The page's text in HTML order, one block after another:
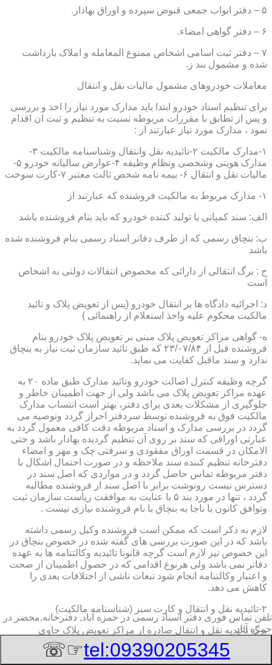
۵ – دفتر ابواب جمعی قبوض سپرده و اوراق بهادار.
۶ – دفتر گواهی امضاء.
۷ – دفتر ثبت اسامی اشخاص ممنوع المعامله و املاک بازداشت
شده و مشمول بند ز.
معاملات خودروهای مشمول مالیات نقل و انتقال
برای تنظیم اسناد خودرو ابتدا باید مدارک مورد نیاز را اخذ و بررسی
و پس از تطابق با مقررات مربوطه نسبت به تنظیم و ثبت ان اقدام
نمود ، مدارک مورد نیاز عبارتند از :
۱-مدارک مالکیت ۲-تائیدیه نقل وانتقال وشناسنامه مالکیت ۳-
مدارک هویتی وشخصی ونظام وظیفه ۴-عوارض سالیانه خودرو ۵-
مالیات نقل و انتقال ۶- بیمه نامه شخص ثالث معتبر ۷-کارت سوخت
۱- مدارک مربوط به مالکیت فروشنده که عبارتند از
الف: سند کمپانی یا تولید کننده خودرو که باید بنام فروشنده باشد
ب: بنچاق رسمی که از طرف دفاتر اسناد رسمی بنام فروشنده شده
باشد
ج : برگ انتقالی از دارائی که مخصوص انتقالات دولتی به اشخاص
است
د: اجرائیه دادگاه ها بر انتقال خودرو (پس از تعویض پلاک و تائید
مالکیت محکوم علیه واخذ استعلام از راهنمائی )
ه- گواهی مراکز تعویض پلاک مبنی بر تعویض پلاک خودرو بنام
فروشنده قبل از ۲۳/۰۷/۸۴ که طبق تائید سازمان ثبت نیاز به بنچاق
ندارد و سند ماقبل کفایت می نماید.
گرچه وظیفه کنترل اصالت خودرو وتائید مدارک طبق ماده ۲۰ به
عهده مراکز تعویض پلاک می باشد ولی از جهت اطمینان خاطر و
جلوگیری از مشکلات بعدی برای دفتر، بهتر است انتساب مدارک
مالکیت فوق به فروشنده توسط سردفتر احراز گردد وتوصیه می
گردد در بررسی مدارک و اسناد مربوطه دقت کافی معمول گردد به
عبارتی اوراقی که سند بر روی آن تنظیم گردیده بهادار باشد و حتی
الامکان در قسمت اوراق مفقودی و سرقتی چک و مهر و امضاء
دفترخانه تنظیم کننده سند ملاحظه و در صورت احتمال اشکال با
دفتر مربوطه تماس حاصل گردد و در مواردی که اصل سند در
دسترس نیست رونوشت برابر با اصل سند از فروشنده مطالبه
گردد ، تنها در مورد بند ۵ با عنایت به موافقت ریاست سازمان ثبت
وتوافق کانون با ناجا به بنچاق با نام فروشنده نیازی نیست .
لازم به ذکر است که ممکن است فروشنده وکیل رسمی داشته
باشد که در این صورت بررسی های گفته شده در خصوص بنچاق در
این خصوص نیز لازم است گرچه قانونا تائیدیه وکالتنامه ها به عهده
دفاتر نمی باشد ولی هرنوع اقدامی که در حصول اطمینان از صحت
و اعتبار وکالتنامه انجام شود تبعات ناشی از اختلافات بعدی را
کاهش می دهد.
۲-تائیدیه نقل و انتقال و کارت سبز (شناسنامه مالکیت)
برگ تائیدیه نقل و انتقال صادره از مراکز تعویض پلاک حاوی
مشخصات کامل خودرو اعم از نوع ، سیستم ، مدل ، رنگ ، شماره
تلفن تماس فوری دفتر اسناد رسمی در حمزه آباد, دفترخانه,محضر در
حمزه آباد
tel:09390205345
☞☏